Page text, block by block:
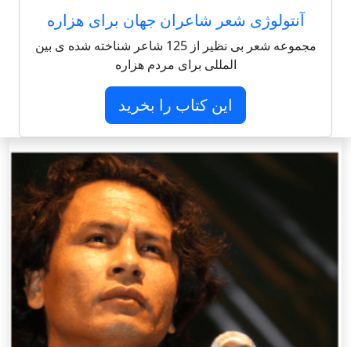
آنتولوژی شعر شاعران جهان برای هزاره
مجموعه شعر بی نظیر از 125 شاعر شناخته شده ی بین
المللی برای مردم هزاره
این کتاب را بخرید